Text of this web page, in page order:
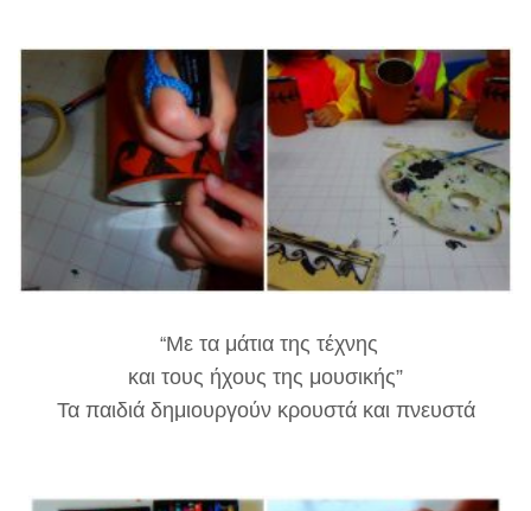
“Με τα μάτια της τέχνης
και τους ήχους της μουσικής”
Τα παιδιά δημιουργούν κρουστά και πνευστά